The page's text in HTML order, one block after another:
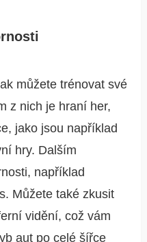
můžete trénovat své
z nich je hraní her,
jako jsou například
hry. Dalším
například
Můžete také zkusit
vidění, což vám
aut po celé šířce